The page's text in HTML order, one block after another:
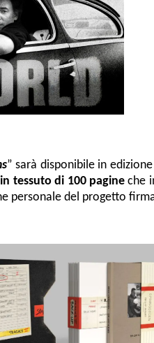
” sarà disponibile in
tessuto di 100 pagine che
personale del progetto